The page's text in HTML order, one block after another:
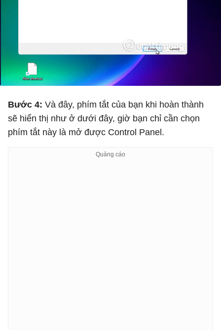
Bước 4: Và đây, phím tắt của bạn khi hoàn thành
sẽ hiển thị như ở dưới đây, giờ bạn chỉ cần chọn
phím tắt này là mở được Control Panel.